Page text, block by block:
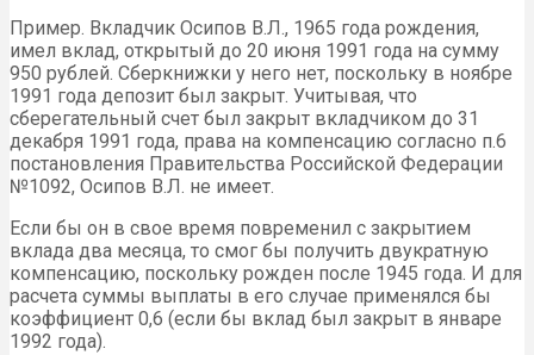
Пример. Вкладчик Осипов В.Л., 1965 года рождения,
имел вклад, открытый до 20 июня 1991 года на сумму
950 рублей. Сберкнижки у него нет, поскольку в ноябре
1991 года депозит был закрыт. Учитывая, что
сберегательный счет был закрыт вкладчиком до 31
декабря 1991 года, права на компенсацию согласно п.6
постановления Правительства Российской Федерации
№1092, Осипов В.Л. не имеет.
Если бы он в свое время повременил с закрытием
вклада два месяца, то смог бы получить двукратную
компенсацию, поскольку рожден после 1945 года. И для
расчета суммы выплаты в его случае применялся бы
коэффициент 0,6 (если бы вклад был закрыт в январе
1992 года).